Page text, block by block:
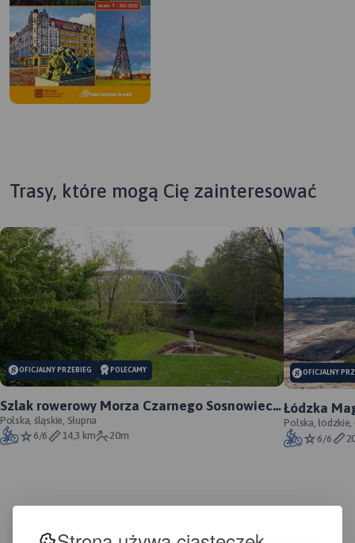
MAPA TURYSTYCZNA W
APLIKACJI TRASEO
Trasy, które mogą Cię zainteresować
OFICJALNY PRZEBIEG POLECAMY
Szlak rowerowy Morza Czarnego Sosnowiec -
oficjalny przebieg
Polska, śląskie, Słupna
6/6
14,3 km 20m
OFICJALNY
Łódzka
Polska, łódzkie,
6/6